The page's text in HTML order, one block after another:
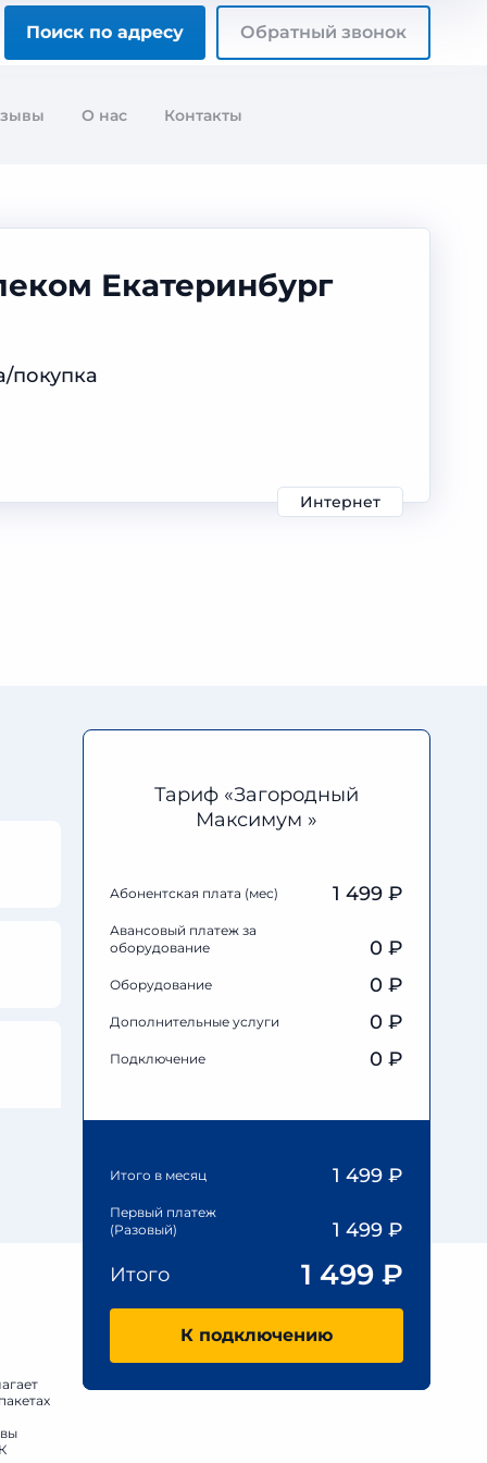
Поиск по адресу Обратный звонок
О нас Контакты
Екатеринбург
Интернет
покупка
Тариф «Загородный
Максимум »
Абонентская плата (мес) 1 499 ₽
Авансовый платеж за
оборудование
0 ₽
Оборудование 0 ₽
Дополнительные услуги 0 ₽
Подключение 0 ₽
Итого в месяц 1 499 ₽
Первый платеж
(Разовый)
1 499 ₽
Итого
1 499 ₽
К подключению